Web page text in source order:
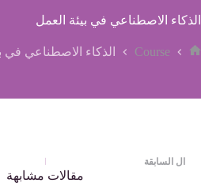
الذكاء الاصطناعي في بيئة العمل
Course الذكاء الاصطناعي في
ال السابقة
مقالات مشابهة